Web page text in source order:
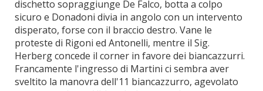
dischetto sopraggiunge De Falco, botta a colpo
sicuro e Donadoni divia in angolo con un intervento
disperato, forse con il braccio destro. Vane le
proteste di Rigoni ed Antonelli, mentre il Sig.
Herberg concede il corner in favore dei biancazzurri.
Francamente l'ingresso di Martini ci sembra aver
sveltito la manovra dell'11 biancazzurro, agevolato